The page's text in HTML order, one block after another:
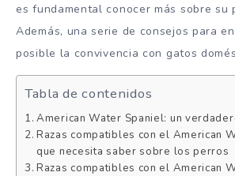
es fundamental conocer más sobre su
Además, una serie de consejos para
posible la convivencia con gatos
Tabla de contenidos
American Water Spaniel: un
Razas compatibles con el American
que necesita saber sobre los perros
Razas compatibles con el American